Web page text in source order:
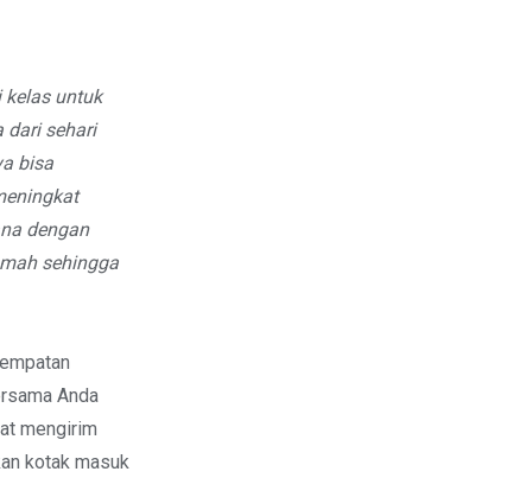
kelas untuk
dari sehari
bisa
dengan
sehingga
Anda
mengirim
kotak masuk